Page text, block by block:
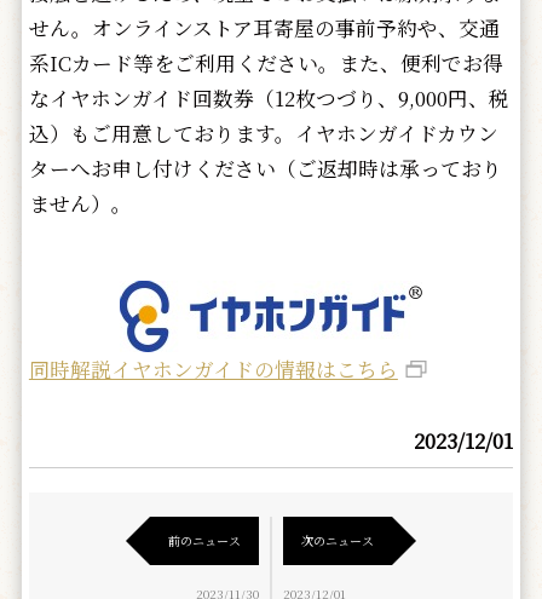
せん。オンラインストア耳寄屋の事前予約や、交通
系ICカード等をご利用ください。また、便利でお得
なイヤホンガイド回数券（12枚つづり、9,000円、税
込）もご用意しております。イヤホンガイドカウン
ターへお申し付けください（ご返却時は承っており
ません）。
同時解説イヤホンガイドの情報はこちら
2023/12/01
前のニュース
2023/11/30
次のニュース
2023/12/01